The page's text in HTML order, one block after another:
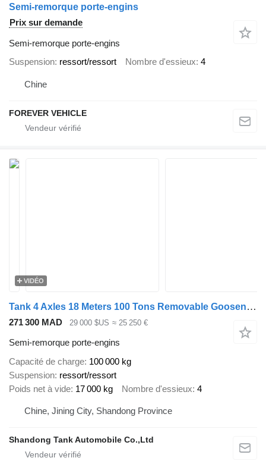
Semi-remorque porte-engins
Prix sur demande
Semi-remorque porte-engins
Suspension ressort/ressort Nombre d'essieux 4
Chine
FOREVER VEHICLE
VIDÉO
Tank 4 Axles 18 Meters 100 Tons Removable Gooseneck Lowboy Trailer
271 300 MAD 29 000 $US ≈ 25 250 €
Semi-remorque porte-engins
Capacité de charge 100 000 kg
Suspension ressort/ressort
Poids net à vide 17 000 kg Nombre d'essieux 4
Chine, Jining City, Shandong Province
Shandong Tank Automobile Co.,Ltd